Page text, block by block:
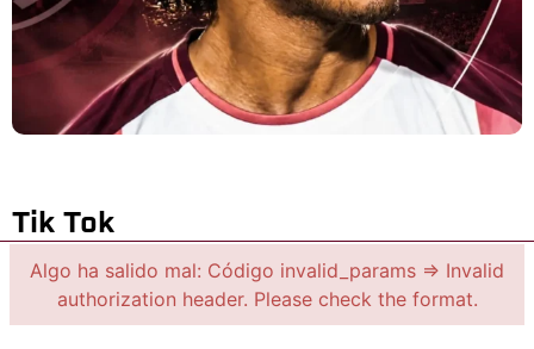
Tik Tok
Algo ha salido mal: Código invalid_params => Invalid
authorization header. Please check the format.